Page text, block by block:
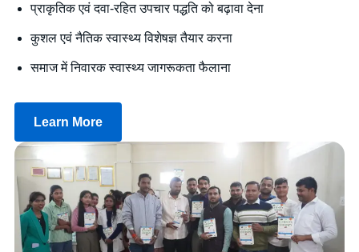
प्राकृतिक एवं दवा-रहित उपचार पद्धति को बढ़ावा देना
कुशल एवं नैतिक स्वास्थ्य विशेषज्ञ तैयार करना
समाज में निवारक स्वास्थ्य जागरूकता फैलाना
Learn More